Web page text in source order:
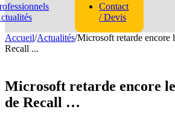
Contact
/ Devis
Accueil/Actualités/Microsoft retarde encore
Recall ...
Microsoft retarde encore
de Recall …